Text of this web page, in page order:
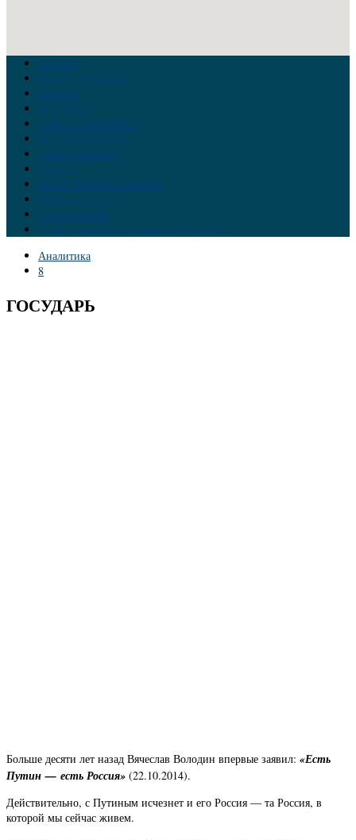
Главная
Война на Украине
Новости
Аналитика
Тайны Геополитики
Российские элиты
Теория заговора
Украина
Новый Мировой Порядок
Тайны истории
Обратная связь
Правила комментирования материалов
Аналитика
8
ГОСУДАРЬ
Больше десяти лет назад Вячеслав Володин впервые заявил: «Есть
Путин — есть Россия» (22.10.2014).
Действительно, с Путиным исчезнет и его Россия — та Россия, в
которой мы сейчас живем.